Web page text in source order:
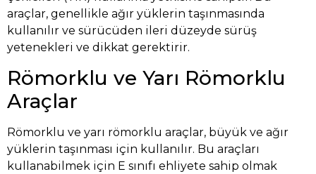
araçlar, genellikle ağır yüklerin taşınmasında
kullanılır ve sürücüden ileri düzeyde sürüş
yetenekleri ve dikkat gerektirir.
Römorklu ve Yarı Römorklu
Araçlar
Römorklu ve yarı römorklu araçlar, büyük ve ağır
yüklerin taşınması için kullanılır. Bu araçları
kullanabilmek için E sınıfı ehliyete sahip olmak